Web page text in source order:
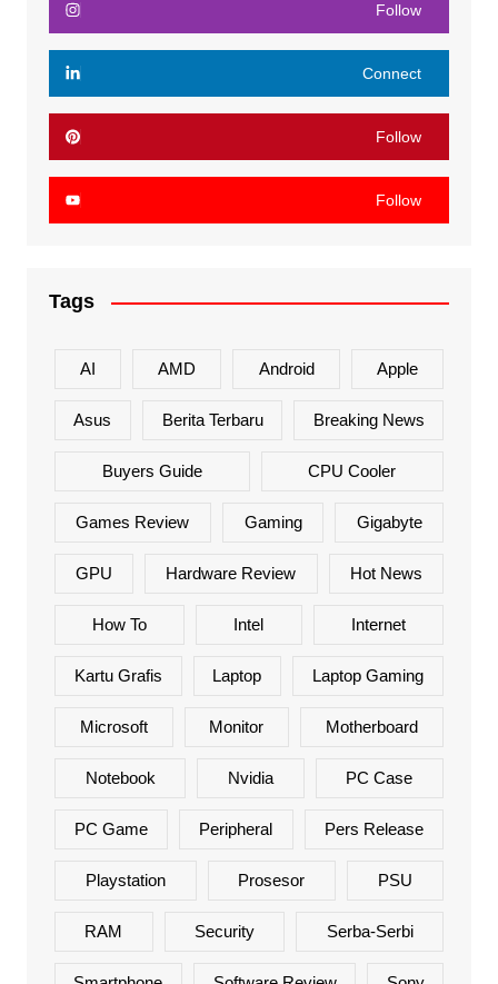
Follow
Connect
Follow
Follow
Tags
AI AMD Android Apple
Asus Berita Terbaru Breaking News
Buyers Guide CPU Cooler
Games Review Gaming Gigabyte
GPU Hardware Review Hot News
How To Intel Internet
Kartu Grafis Laptop Laptop Gaming
Microsoft Monitor Motherboard
Notebook Nvidia PC Case
PC Game Peripheral Pers Release
Playstation Prosesor PSU
RAM Security Serba-Serbi